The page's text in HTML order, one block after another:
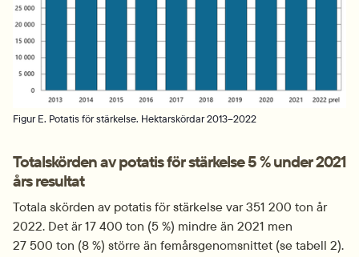
Figur E. Potatis för stärkelse. Hektarskördar 2013–2022
Totalskörden av potatis för stärkelse 5 % under 2021
års resultat
Totala skörden av potatis för stärkelse var 351 200 ton år
2022. Det är 17 400 ton (5 %) mindre än 2021 men
27 500 ton (8 %) större än femårsgenomsnittet (se tabell 2).